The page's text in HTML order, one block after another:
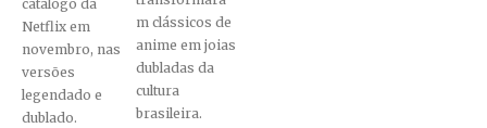
catálogo da
Netflix em
novembro, nas
versões
legendado e
dublado.
m clássicos de
anime em joias
dubladas da
cultura
brasileira.